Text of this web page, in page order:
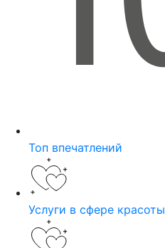
Топ впечатлений
Услуги в сфере красоты